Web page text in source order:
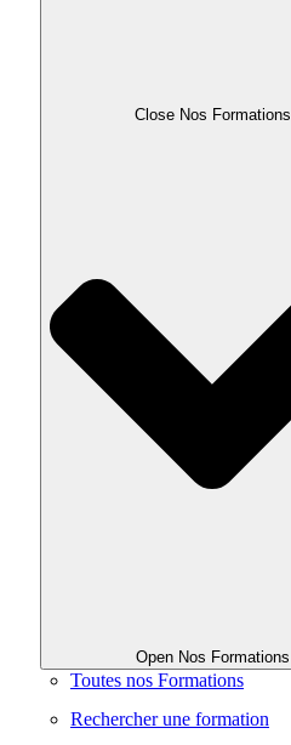
Close Nos Formations
Open Nos Formations
Toutes nos Formations
Rechercher une formation